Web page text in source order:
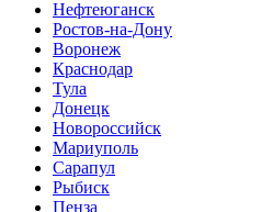
Нефтеюганск
Ростов-на-Дону
Воронеж
Краснодар
Тула
Донецк
Новороссийск
Мариуполь
Сарапул
Рыбиск
Пенза